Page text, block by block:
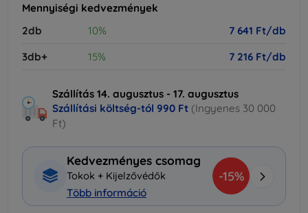
Mennyiségi kedvezmények
2db
10%
7 641 Ft/db
3db+
15% 7 216 Ft/db
Szállítás 14. augusztus - 17. augusztus
Szállítási költség-tól 990 Ft (Ingyenes 30 000
Ft)
Kedvezményes csomag
Tokok + Kijelzővédők
Több információ
-15%